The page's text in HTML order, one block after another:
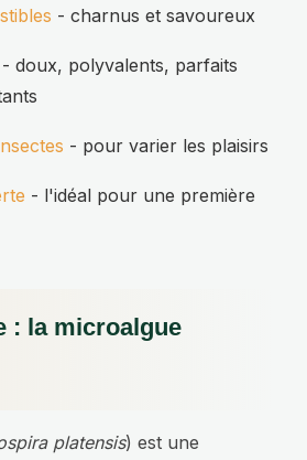
- charnus et savoureux
- doux, polyvalents, parfaits
- pour varier les plaisirs
- l'idéal pour une première
: la microalgue
platensis) est une